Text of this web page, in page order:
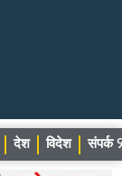
देश विदेश संपर्क